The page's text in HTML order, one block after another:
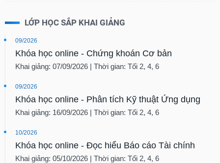
LỚP HỌC SẮP KHAI GIẢNG
09/2026
Khóa học online - Chứng khoán Cơ bản
Khai giảng: 07/09/2026 | Thời gian: Tối 2, 4, 6
09/2026
Khóa học online - Phân tích Kỹ thuật Ứng dụng
Khai giảng: 16/09/2026 | Thời gian: Tối 2, 4, 6
10/2026
Khóa học online - Đọc hiểu Báo cáo Tài chính
Khai giảng: 05/10/2026 | Thời gian: Tối 2, 4, 6